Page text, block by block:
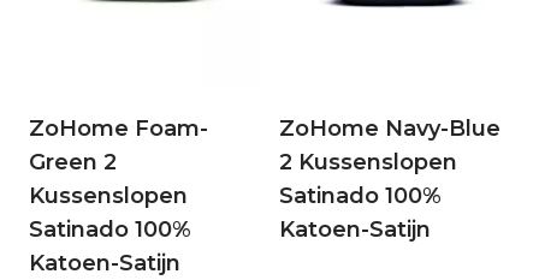
ZoHome Foam-
Green 2
Kussenslopen
Satinado 100%
Katoen-Satijn
ZoHome Navy-Blue
2 Kussenslopen
Satinado 100%
Katoen-Satijn